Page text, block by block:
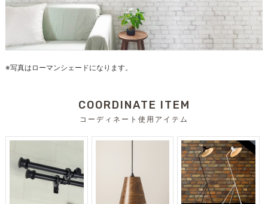
※写真はローマンシェードになります。
COORDINATE ITEM
コーディネート使用アイテム